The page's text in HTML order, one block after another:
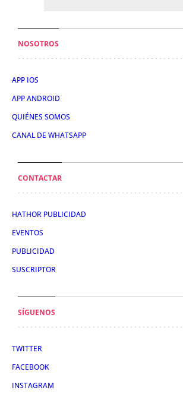
NOSOTROS
APP IOS
APP ANDROID
QUIÉNES SOMOS
CANAL DE WHATSAPP
CONTACTAR
HATHOR PUBLICIDAD
EVENTOS
PUBLICIDAD
SUSCRIPTOR
SÍGUENOS
TWITTER
FACEBOOK
INSTAGRAM